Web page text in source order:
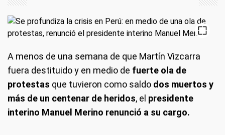
A menos de una semana de que Martín Vizcarra
fuera destituido y en medio de fuerte ola de
protestas que tuvieron como saldo dos muertos y
más de un centenar de heridos, el presidente
interino Manuel Merino renunció a su cargo.